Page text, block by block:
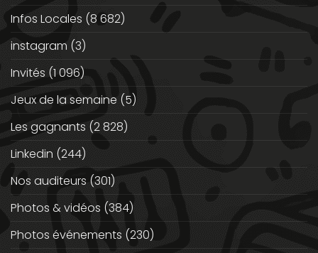
Infos Locales (8 682)
instagram (3)
Invités (1 096)
Jeux de la semaine (5)
Les gagnants (2 828)
Linkedin (244)
Nos auditeurs (301)
Photos & vidéos (384)
Photos événements (230)